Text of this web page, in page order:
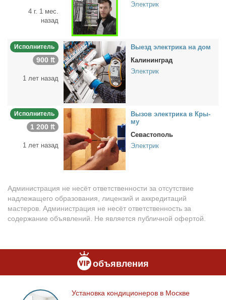
4 г. 1 мес.
назад
Электрик
Исполнитель
900 ₶
1 лет назад
Вы­езд элек­три­ка на дом
Калининград
Электрик
Исполнитель
1 200 ₶
1 лет назад
Вы­зов элек­три­ка в Кры­
му
Севастополь
Электрик
Администрация не несёт ответственности за отсутствие
надлежащего образования, лицензий и аккредитаций
мастеров. Администрация не несёт ответственность за
содержание объявлений. Не является публичной офертой.
объявления
Установка
Уста­нов­ка кон­ди­ци­о­не­ров в Москве